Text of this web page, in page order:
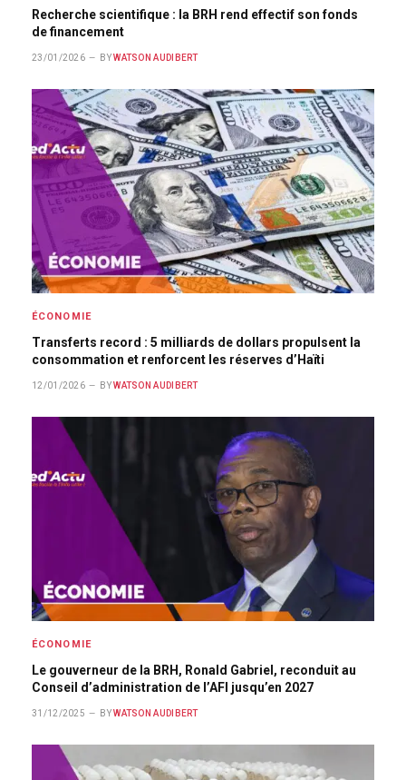
Recherche scientifique : la BRH rend effectif son fonds
de financement
23/01/2026 BY WATSON AUDIBERT
ÉCONOMIE
Transferts record : 5 milliards de dollars propulsent la
consommation et renforcent les réserves d’Haïti
12/01/2026 BY WATSON AUDIBERT
ÉCONOMIE
Le gouverneur de la BRH, Ronald Gabriel, reconduit au
Conseil d’administration de l’AFI jusqu’en 2027
31/12/2025 BY WATSON AUDIBERT